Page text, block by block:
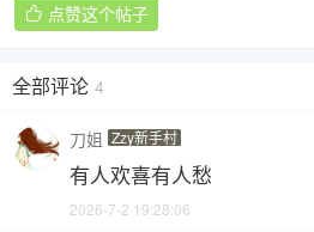
 点赞这个帖子
全部评论 4
刀姐 Zzy新手村
有人欢喜有人愁
2026-7-2 19:28:06